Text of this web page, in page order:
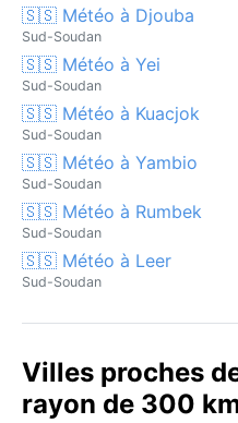
🇸🇸 Météo à Djouba
Sud-Soudan
🇸🇸 Météo à Yei
Sud-Soudan
🇸🇸 Météo à Kuacjok
Sud-Soudan
🇸🇸 Météo à Yambio
Sud-Soudan
🇸🇸 Météo à Rumbek
Sud-Soudan
🇸🇸 Météo à Leer
Sud-Soudan
Villes proches
rayon de 300